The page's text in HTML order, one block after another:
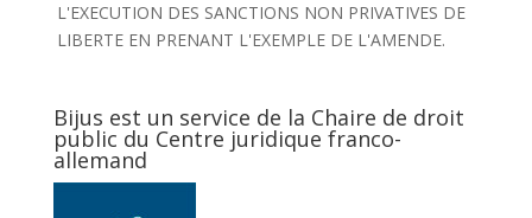
L'EXECUTION DES SANCTIONS NON PRIVATIVES DE
LIBERTE EN PRENANT L'EXEMPLE DE L'AMENDE.
Bijus est un service de la Chaire de droit
public du Centre juridique franco-
allemand